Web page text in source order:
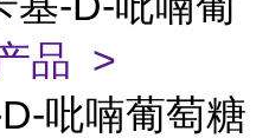
品 >
吡喃葡萄糖